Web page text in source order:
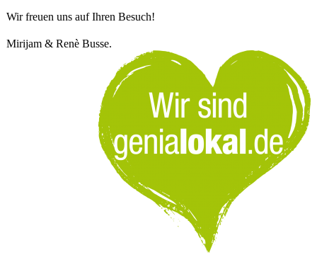
Wir freuen uns auf Ihren Besuch!
Mirijam & Renè Busse.